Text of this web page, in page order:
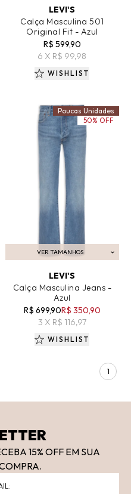
LEVI'S
Calça Masculina 501
Original Fit - Azul
R$ 599,90
6 X R$ 99,98
WISHLIST
VER TAMANHOS
ADICIONAR AO CARRINHO
LEVI'S
Calça Masculina Jeans -
Azul
R$ 699,90R$ 350,90
3 X R$ 116,97
Poucas Unidades
50% OFF
WISHLIST
1
15% OFF EM SUA